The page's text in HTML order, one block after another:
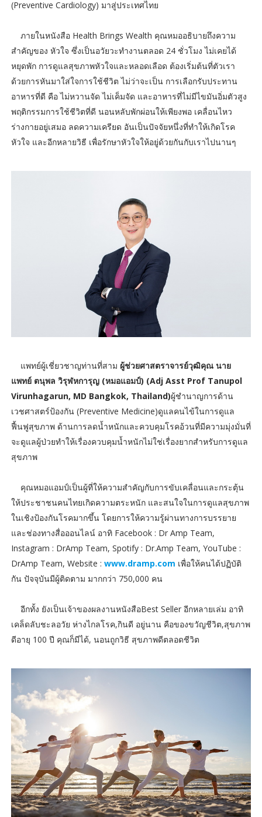
(Preventive Cardiology) มาสู่ประเทศไทย
ภายในหนังสือ Health Brings Wealth คุณหมออธิบายถึงความ
สำคัญของ หัวใจ ซึ่งเป็นอวัยวะทำงานตลอด 24 ชั่วโมง ไม่เคยได้
หยุดพัก การดูแลสุขภาพหัวใจและหลอดเลือด ต้องเริ่มต้นที่ตัวเรา
ด้วยการหันมาใส่ใจการใช้ชีวิต ไม่ว่าจะเป็น การเลือกรับประทาน
อาหารที่ดี คือ ไม่หวานจัด ไม่เค็มจัด และอาหารที่ไม่มีไขมันอิ่มตัวสูง
พฤติกรรมการใช้ชีวิตที่ดี นอนหลับพักผ่อนให้เพียงพอ เคลื่อนไหว
ร่างกายอยู่เสมอ ลดความเครียด อันเป็นปัจจัยหนึ่งที่ทำให้เกิดโรค
หัวใจ และอีกหลายวิธี เพื่อรักษาหัวใจให้อยู่ด้วยกันกับเราไปนานๆ
แพทย์ผู้เชี่ยวชาญท่านที่สาม ผู้ช่วยศาสตราจารย์วุฒิคุณ นาย
แพทย์ ตนุพล วิรุฬหการุญ (หมอแอมป์) (Adj Asst Prof Tanupol
Virunhagarun, MD Bangkok, Thailand)ผู้ชำนาญการด้าน
เวชศาสตร์ป้องกัน (Preventive Medicine)ดูแลคนไข้ในการดูแล
ฟื้นฟูสุขภาพ ด้านการลดน้ำหนักและควบคุมโรคอ้วนที่มีความมุ่งมั่นที่
จะดูแลผู้ป่วยทำให้เรื่องควบคุมน้ำหนักไม่ใช่เรื่องยากสำหรับการดูแล
สุขภาพ
คุณหมอแอมป์เป็นผู้ที่ให้ความสำคัญกับการขับเคลื่อนและกระตุ้น
ให้ประชาชนคนไทยเกิดความตระหนัก และสนใจในการดูแลสุขภาพ
ในเชิงป้องกันโรคมากขึ้น โดยการให้ความรู้ผ่านทางการบรรยาย
และช่องทางสื่อออนไลน์ อาทิ Facebook : Dr Amp Team,
Instagram : DrAmp Team, Spotify : Dr.Amp Team, YouTube :
DrAmp Team, Website : www.dramp.com เพื่อให้คนได้ปฏิบัติ
กัน ปัจจุบันมีผู้ติดตาม มากกว่า 750,000 คน
อีกทั้ง ยังเป็นเจ้าของผลงานหนังสือBest Seller อีกหลายเล่ม อาทิ
เคล็ดลับชะลอวัย ห่างไกลโรค,กินดี อยู่นาน คือของขวัญชีวิต,สุขภาพ
ดีอายุ 100 ปี คุณก็มีได้, นอนถูกวิธี สุขภาพดีตลอดชีวิต